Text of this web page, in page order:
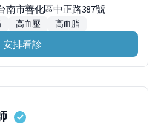
南市善化區中正路387號
高血壓 高血脂
安排看診